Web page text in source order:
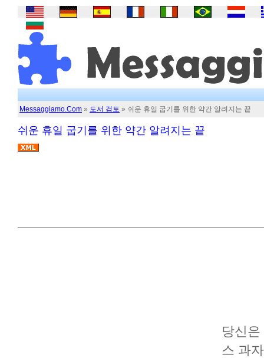
Messaggiamo.Com » 도서 검토 » 쉬운 휴일 굽기를 위한 약간 알려지는 끝
쉬운 휴일 굽기를 위한 약간 알려지는 끝
당신
스 과